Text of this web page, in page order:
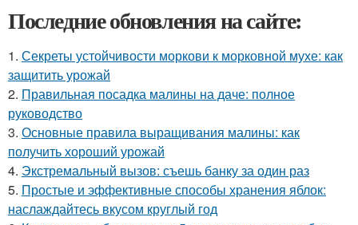
Последние обновления на сайте:
1. Секреты устойчивости моркови к морковной мухе: как
защитить урожай
2. Правильная посадка малины на даче: полное
руководство
3. Основные правила выращивания малины: как
получить хороший урожай
4. Экстремальный вызов: съешь банку за один раз
5. Простые и эффективные способы хранения яблок:
наслаждайтесь вкусом круглый год